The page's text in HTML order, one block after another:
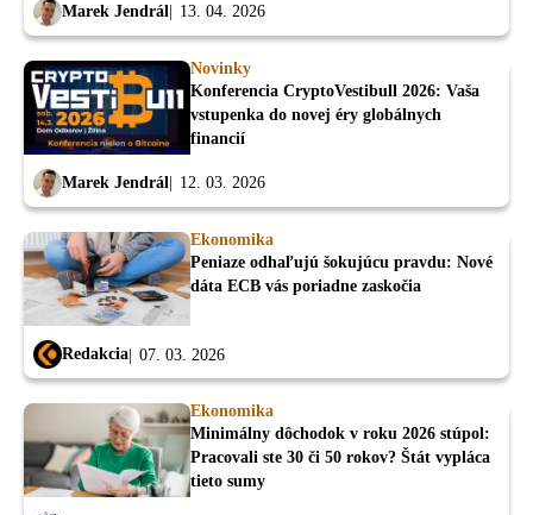
Marek Jendrál 13. 04. 2026
Novinky
Konferencia CryptoVestibull 2026: Vaša
vstupenka do novej éry globálnych
financií
Marek Jendrál 12. 03. 2026
Ekonomika
Peniaze odhaľujú šokujúcu pravdu: Nové
dáta ECB vás poriadne zaskočia
Redakcia 07. 03. 2026
Ekonomika
Minimálny dôchodok v roku 2026 stúpol:
Pracovali ste 30 či 50 rokov? Štát vypláca
tieto sumy